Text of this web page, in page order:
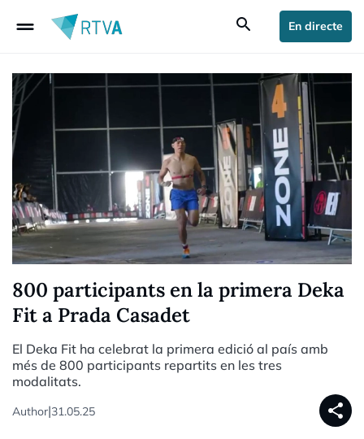
drag_handle search En directe
800 participants en la primera Deka
Fit a Prada Casadet
El Deka Fit ha celebrat la primera edició al país amb
més de 800 participants repartits en les tres
modalitats.
Author|31.05.25 share